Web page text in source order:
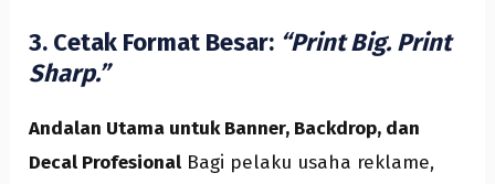
3. Cetak Format Besar: “Print Big. Print
Sharp.”
Andalan Utama untuk Banner, Backdrop, dan
Decal Profesional Bagi pelaku usaha reklame,